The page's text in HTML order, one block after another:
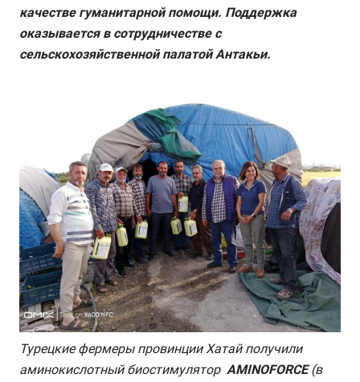
качестве гуманитарной помощи. Поддержка
оказывается в сотрудничестве с
сельскохозяйственной палатой Антакьи.
Турецкие фермеры провинции Хатай получили
аминокислотный биостимулятор AMINOFORCE(в